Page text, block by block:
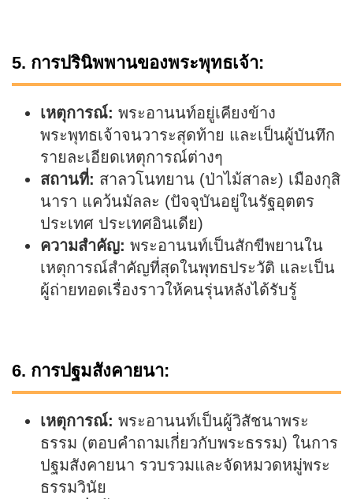
5. การปรินิพพานของพระพุทธเจ้า:
เหตุการณ์: พระอานนท์อยู่เคียงข้าง
พระพุทธเจ้าจนวาระสุดท้าย และเป็นผู้บันทึก
รายละเอียดเหตุการณ์ต่างๆ
สถานที่: สาลวโนทยาน (ป่าไม้สาละ) เมืองกุสิ
นารา แคว้นมัลละ (ปัจจุบันอยู่ในรัฐอุตตร
ประเทศ ประเทศอินเดีย)
ความสำคัญ: พระอานนท์เป็นสักขีพยานใน
เหตุการณ์สำคัญที่สุดในพุทธประวัติ และเป็น
ผู้ถ่ายทอดเรื่องราวให้คนรุ่นหลังได้รับรู้
6. การปฐมสังคายนา:
เหตุการณ์: พระอานนท์เป็นผู้วิสัชนาพระ
ธรรม (ตอบคำถามเกี่ยวกับพระธรรม) ในการ
ปฐมสังคายนา รวบรวมและจัดหมวดหมู่พระ
ธรรมวินัย